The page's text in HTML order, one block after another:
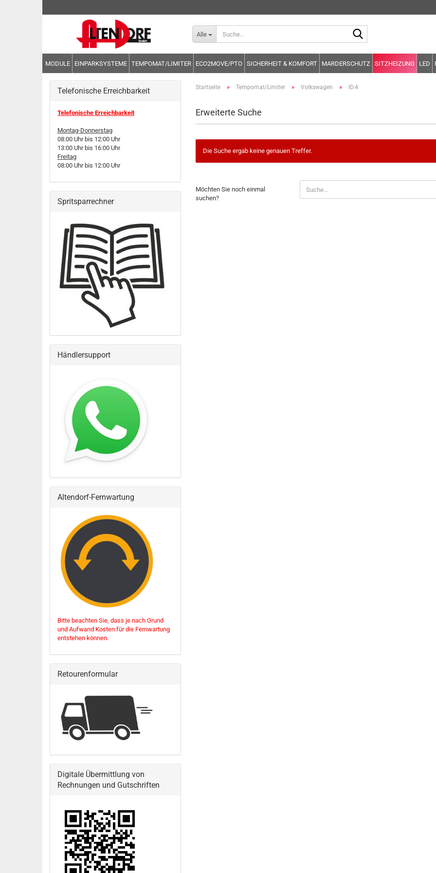
Alle
MODULE EINPARKSYSTEME TEMPOMAT/LIMITER ECO2MOVE/PTO SICHERHEIT & KOMFORT MARDERSCHUTZ SITZHEIZUNG LED
Startseite » Tempomat/Limiter » Volkswagen » ID.4
Erweiterte Suche
Die Suche ergab keine genauen Treffer.
SIE
NOCH
Möchten Sie noch einmal
suchen?
Telefonische Erreichbarkeit
Telefonische Erreichbarkeit
Montag-Donnerstag
08:00 Uhr bis 12:00 Uhr
13:00 Uhr bis 16:00 Uhr
Freitag
08:00 Uhr bis 12:00 Uhr
Spritsparrechner
Händlersupport
Altendorf-Fernwartung
Bitte beachten Sie, dass je nach Grund
und Aufwand Kosten für die Fernwartung
entstehen können.
Retourenformular
Digitale Übermittlung von
Rechnungen und Gutschriften